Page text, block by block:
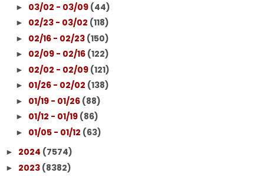
► 03/02 - 03/09 (44)
► 02/23 - 03/02 (118)
► 02/16 - 02/23 (150)
► 02/09 - 02/16 (122)
► 02/02 - 02/09 (121)
► 01/26 - 02/02 (138)
► 01/19 - 01/26 (88)
► 01/12 - 01/19 (86)
► 01/05 - 01/12 (63)
► 2024 (7574)
► 2023 (8382)